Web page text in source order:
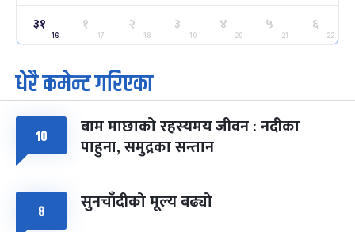
२५
मंगल
ग्याल्पो ल्होसार
फाल्गुन २५, २०८३ Mar 9, 2027
७ महिना बाँकी
७
आइत
पूर्णिमा व्रत
चैत्र ७, २०८३-Mar 21, 2027
८ फागुपूर्णिमा
चैत्र ८, २०८३-Mar 22, 2027
७ महिना बाँकी
३१
16
१
17
२
18
३
19
४
20
५
21
६
22
धेरै कमेन्ट गरिएका
१० बाम माछाको रहस्यमय जीवन : नदीका
पाहुना, समुद्रका सन्तान
८ सुनचाँदीको मूल्य बढ्यो